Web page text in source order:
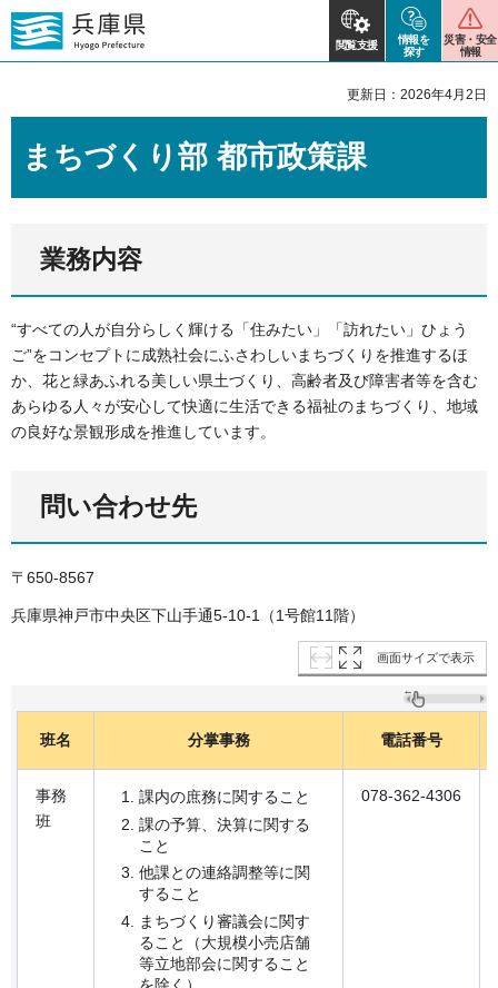
閲覧支援
情報を
探す
災害・安全
情報
更新日：2026年4月2日
まちづくり部 都市政策課
業務内容
“すべての人が自分らしく輝ける「住みたい」「訪れたい」ひょう
ご”をコンセプトに成熟社会にふさわしいまちづくりを推進するほ
か、花と緑あふれる美しい県土づくり、高齢者及び障害者等を含む
あらゆる人々が安心して快適に生活できる福祉のまちづくり、地域
の良好な景観形成を推進しています。
問い合わせ先
〒650-8567
兵庫県神戸市中央区下山手通5-10-1（1号館11階）
画面サイズで表示
班名 分掌事務 電話番号
事務
班
課内の庶務に関すること
課の予算、決算に関する
こと
他課との連絡調整等に関
すること
まちづくり審議会に関す
ること（大規模小売店舗
等立地部会に関すること
を除く）
078-362-4306